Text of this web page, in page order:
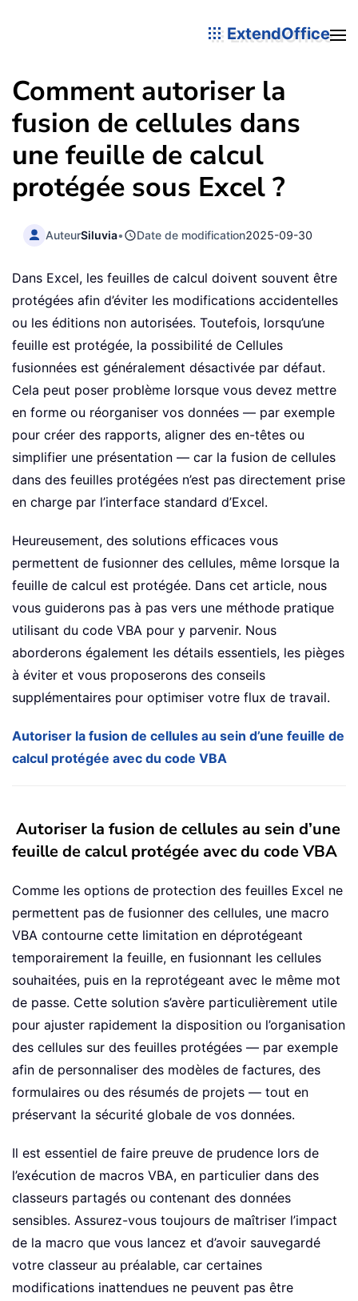
ExtendOffice
Comment autoriser la
fusion de cellules dans
une feuille de calcul
protégée sous Excel ?
AuteurSiluvia• Date de modification2025-09-30
Dans Excel, les feuilles de calcul doivent souvent être
protégées afin d’éviter les modifications accidentelles
ou les éditions non autorisées. Toutefois, lorsqu’une
feuille est protégée, la possibilité de Cellules
fusionnées est généralement désactivée par défaut.
Cela peut poser problème lorsque vous devez mettre
en forme ou réorganiser vos données — par exemple
pour créer des rapports, aligner des en-têtes ou
simplifier une présentation — car la fusion de cellules
dans des feuilles protégées n’est pas directement prise
en charge par l’interface standard d’Excel.
Heureusement, des solutions efficaces vous
permettent de fusionner des cellules, même lorsque la
feuille de calcul est protégée. Dans cet article, nous
vous guiderons pas à pas vers une méthode pratique
utilisant du code VBA pour y parvenir. Nous
aborderons également les détails essentiels, les pièges
à éviter et vous proposerons des conseils
supplémentaires pour optimiser votre flux de travail.
Autoriser la fusion de cellules au sein d’une feuille de
calcul protégée avec du code VBA
Autoriser la fusion de cellules au sein d’une
feuille de calcul protégée avec du code VBA
Comme les options de protection des feuilles Excel ne
permettent pas de fusionner des cellules, une macro
VBA contourne cette limitation en déprotégeant
temporairement la feuille, en fusionnant les cellules
souhaitées, puis en la reprotégeant avec le même mot
de passe. Cette solution s’avère particulièrement utile
pour ajuster rapidement la disposition ou l’organisation
des cellules sur des feuilles protégées — par exemple
afin de personnaliser des modèles de factures, des
formulaires ou des résumés de projets — tout en
préservant la sécurité globale de vos données.
Il est essentiel de faire preuve de prudence lors de
l’exécution de macros VBA, en particulier dans des
classeurs partagés ou contenant des données
sensibles. Assurez-vous toujours de maîtriser l’impact
de la macro que vous lancez et d’avoir sauvegardé
votre classeur au préalable, car certaines
modifications inattendues ne peuvent pas être